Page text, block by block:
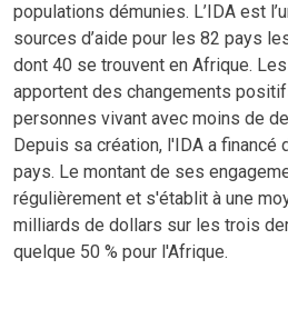
populations démunies. L’IDA est
sources d’aide pour les 82 pays
dont 40 se trouvent en Afrique.
apportent des changements
personnes vivant avec moins de
Depuis sa création, l'IDA a
pays. Le montant de ses
régulièrement et s'établit à une
milliards de dollars sur les trois
quelque 50 % pour l'Afrique.